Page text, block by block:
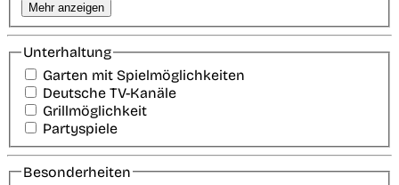
Mehr anzeigen
Unterhaltung
Garten mit Spielmöglichkeiten
Deutsche TV-Kanäle
Grillmöglichkeit
Partyspiele
Besonderheiten